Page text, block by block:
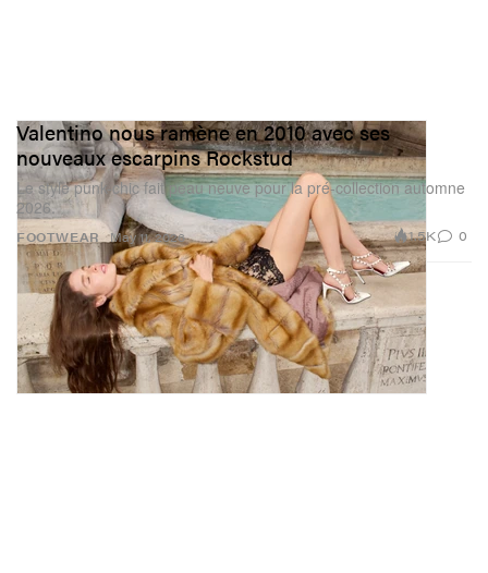
FOOTWEAR
Valentino nous ramène en 2010 avec ses
nouveaux escarpins Rockstud
Le style punk-chic fait peau neuve pour la pré-collection automne
2026.
May 11, 2026 1.5K 0